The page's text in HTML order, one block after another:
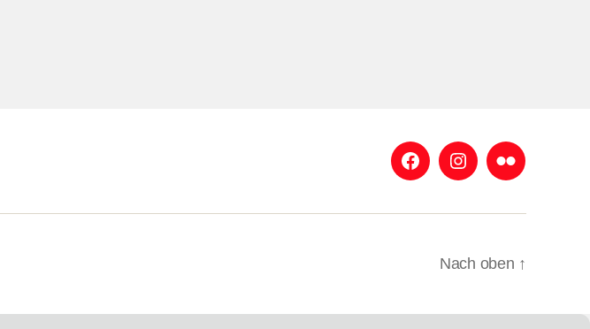
FacebookInstagram
Flickr
Nach oben ↑